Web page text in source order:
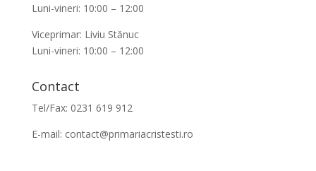
Luni-vineri: 10:00 – 12:00
Viceprimar: Liviu Stănuc
Luni-vineri: 10:00 – 12:00
Contact
Tel/Fax: 0231 619 912
E-mail: contact@primariacristesti.ro